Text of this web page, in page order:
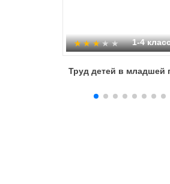
1-4
Труд детей в младшей